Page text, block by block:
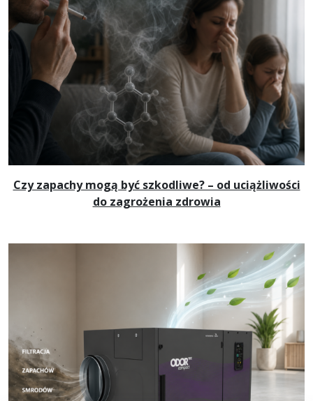
Czy zapachy mogą być szkodliwe? – od uciążliwości
do zagrożenia zdrowia